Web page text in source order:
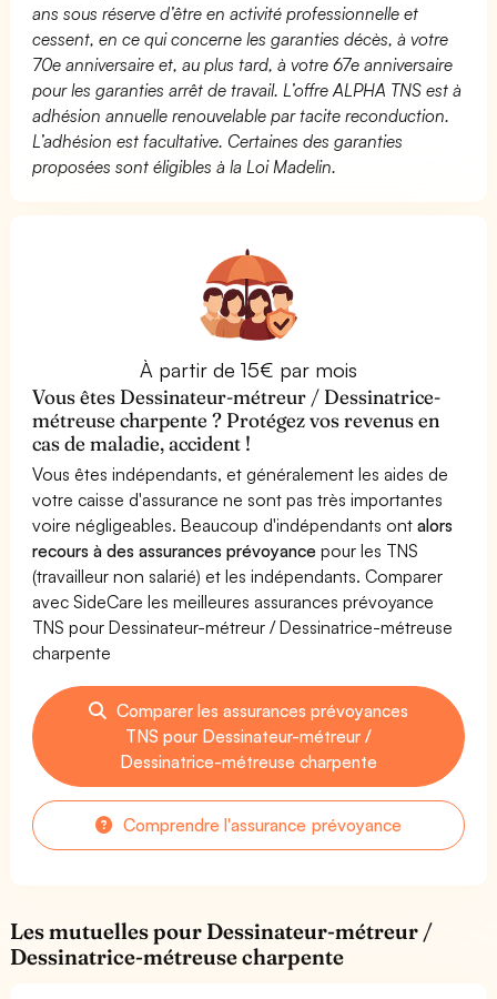
ans sous réserve d’être en activité professionnelle et
cessent, en ce qui concerne les garanties décès, à votre
70e anniversaire et, au plus tard, à votre 67e anniversaire
pour les garanties arrêt de travail. L’offre ALPHA TNS est à
adhésion annuelle renouvelable par tacite reconduction.
L’adhésion est facultative. Certaines des garanties
proposées sont éligibles à la Loi Madelin.
À partir de 15€ par mois
Vous êtes Dessinateur-métreur / Dessinatrice-
métreuse charpente ? Protégez vos revenus en
cas de maladie, accident !
Vous êtes indépendants, et généralement les aides de
votre caisse d'assurance ne sont pas très importantes
voire négligeables. Beaucoup d'indépendants ontalors
recours à des assurances prévoyance pour les TNS
(travailleur non salarié) et les indépendants. Comparer
avec SideCare les meilleures assurances prévoyance
TNS pour Dessinateur-métreur / Dessinatrice-métreuse
charpente
Comparer les assurances prévoyances
TNS pour Dessinateur-métreur /
Dessinatrice-métreuse charpente
Comprendre l'assurance prévoyance
Les mutuelles pour Dessinateur-métreur /
Dessinatrice-métreuse charpente